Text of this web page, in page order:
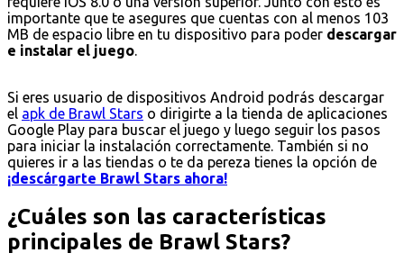
importante que te asegures que cuentas con al menos 103
MB de espacio libre en tu dispositivo para poder descargar
e instalar el juego.
Si eres usuario de dispositivos Android podrás descargar
el apk de Brawl Stars o dirigirte a la tienda de aplicaciones
Google Play para buscar el juego y luego seguir los pasos
para iniciar la instalación correctamente. También si no
quieres ir a las tiendas o te da pereza tienes la opción de
¡descárgarte Brawl Stars ahora!
¿Cuáles son las características
principales de Brawl Stars?